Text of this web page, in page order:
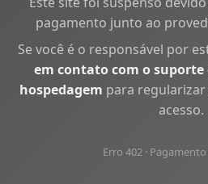
pagamento junto ao
Se você é o responsável por
em contato com o suporte
hospedagem para
acesso.
Erro 402 ·